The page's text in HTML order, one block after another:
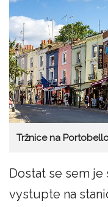
Tržnice na
Dostat se sem je
vystupte na